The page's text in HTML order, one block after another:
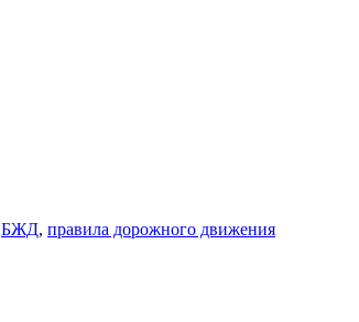
БЖД, правила дорожного движения